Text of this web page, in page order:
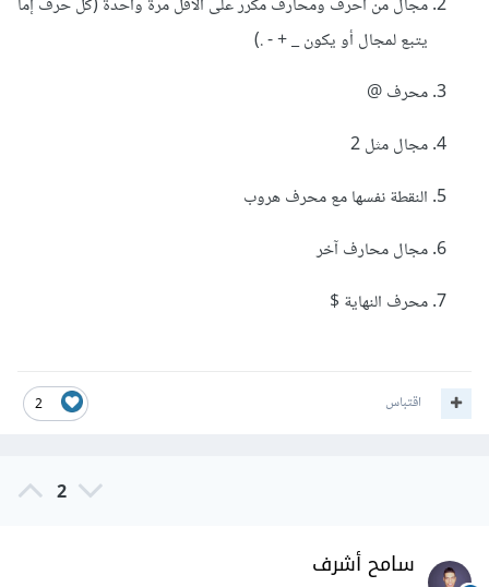
مجال من أحرف ومحارف مكرر على الأقل مرة واحدة (كل حرف إما
يتبع لمجال أو يكون _ + - .)
محرف @
مجال مثل 2
النقطة نفسها مع محرف هروب
مجال محارف آخر
محرف النهاية $
2 اقتباس
2
سامح أشرف